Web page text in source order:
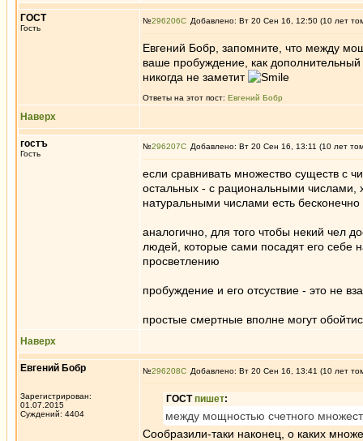
ГОСТ
Гость
№296206 Добавлено: Вт 20 Сен 16, 12:50 (10 лет
Евгений Бобр, запомните, что между
ваше пробуждение, как
никогда не заметит
Ответы на этот пост: Евгений Бобр
Наверх
гостъ
Гость
№296207 Добавлено: Вт 20 Сен 16, 13:11 (10 лет
если сравнивать множество существ с
остальных - с рациональными
натуральными числами есть
аналогично, для того чтобы некий чел
людей, которые сами посадят его себе
просветлению
пробуждение и его отсуствие - это не
простые смертные вполне могут
Наверх
Евгений Бобр
Зарегистрирован:
01.07.2015
Суждений: 4404
№296208 Добавлено: Вт 20 Сен 16, 13:41 (10 лет
ГОСТпишет:
между мощностью счетного
Сообразили-таки наконец, о каких